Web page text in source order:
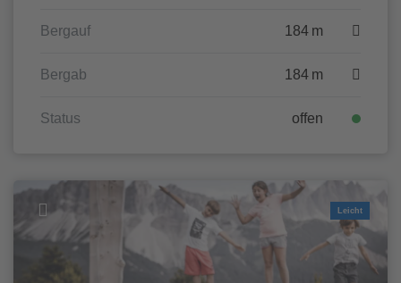
Bergauf 184 m
Bergab 184 m
Status offen
Leicht